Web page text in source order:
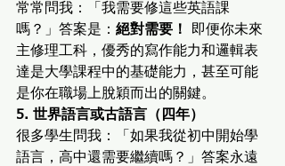
常常問我：「我需要修這些英語課
嗎？」答案是： 絕對需要！
即便你未來
主修理工科，優秀的寫作能力和邏輯表
達是大學課程中的基礎能力，甚至可能
是你在職場上脫穎而出的關鍵。
5. 世界語言或古語言（四年）
很多學生問我：「如果我從初中開始學
語言，高中還需要繼續嗎？」答案永遠